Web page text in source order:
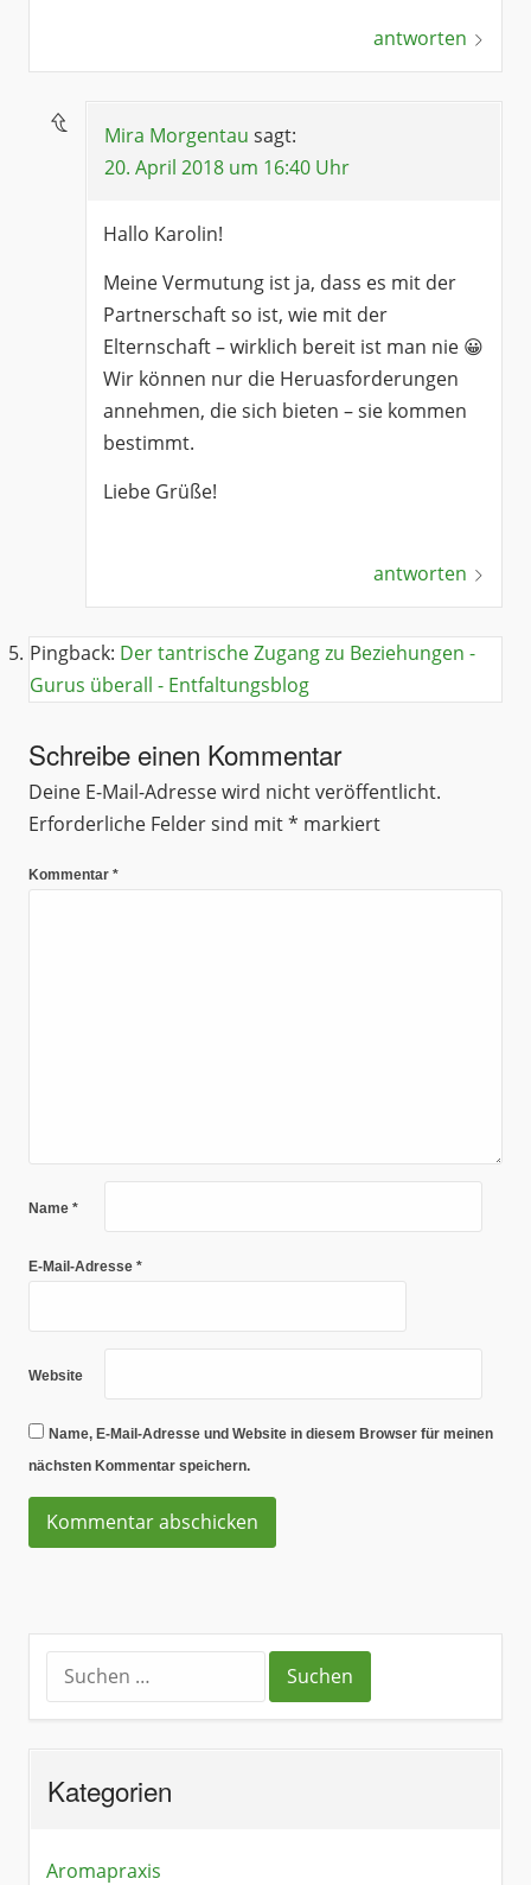
antworten
Mira Morgentau sagt:
20. April 2018 um 16:40 Uhr
Hallo Karolin!
Meine Vermutung ist ja, dass es mit der
Partnerschaft so ist, wie mit der
Elternschaft – wirklich bereit ist man nie 😀
Wir können nur die Heruasforderungen
annehmen, die sich bieten – sie kommen
bestimmt.
Liebe Grüße!
antworten
Pingback: Der tantrische Zugang zu Beziehungen -
Gurus überall - Entfaltungsblog
Schreibe einen Kommentar
Deine E-Mail-Adresse wird nicht veröffentlicht.
Erforderliche Felder sind mit* markiert
Kommentar *
Name *
E-Mail-Adresse *
Website
Name, E-Mail-Adresse und Website in diesem Browser für meinen
nächsten Kommentar speichern.
Kategorien
Aromapraxis